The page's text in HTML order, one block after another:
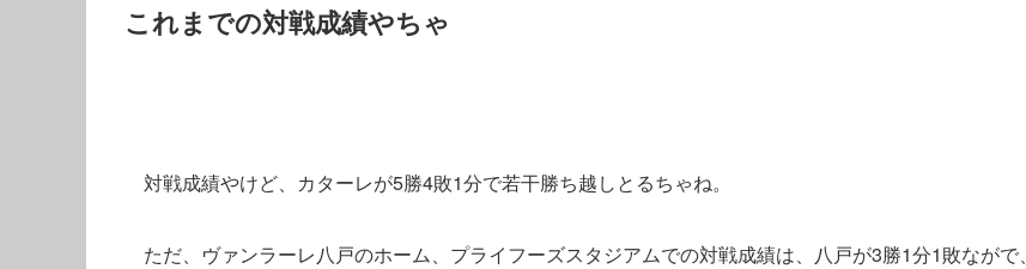
これまでの対戦成績やちゃ
対戦成績やけど、カターレが5勝4敗1分で若干勝ち越しとるちゃね。
ただ、ヴァンラーレ八戸のホーム、プライフーズスタジアムでの対戦成績は、八戸が3勝1分1敗ながで、